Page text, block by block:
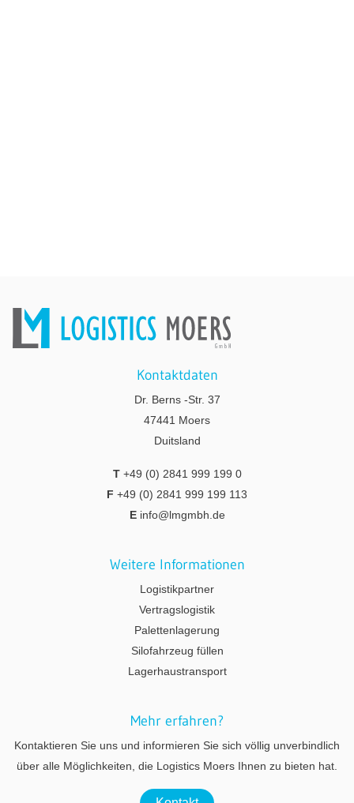
Kontaktdaten
Dr. Berns -Str. 37
47441 Moers
Duitsland
T +49 (0) 2841 999 199 0
F +49 (0) 2841 999 199 113
E info@lmgmbh.de
Weitere Informationen
Logistikpartner
Vertragslogistik
Palettenlagerung
Silofahrzeug füllen
Lagerhaustransport
Mehr erfahren?
Kontaktieren Sie uns und informieren Sie sich völlig unverbindlich
über alle Möglichkeiten, die Logistics Moers Ihnen zu bieten hat.